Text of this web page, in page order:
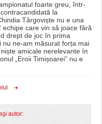
foarte greu, într-
la
Târgoviște nu e una
echipe care vin să joace fără
drept de joc în prima
nu ne-am măsurat forța mai
amicale nerelevante în
„Eroii Timișoarei” nu e
autor: